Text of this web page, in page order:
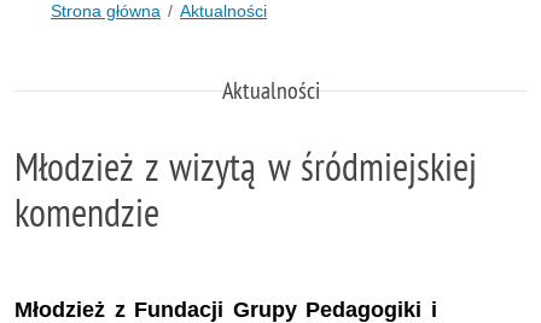
Strona główna Aktualności
Aktualności
Młodzież z wizytą w śródmiejskiej
komendzie
Młodzież z Fundacji Grupy Pedagogiki i